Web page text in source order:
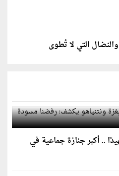
التي لا تُطوى
بغزة ونتنياهو يكشف: رفضنا
شهيدًا .. أكبر جنازة جماعية في